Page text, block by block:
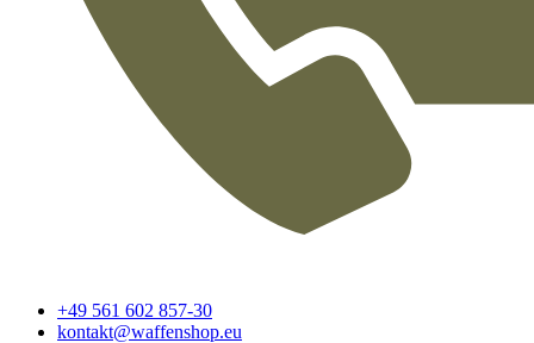
+49 561 602 857-30
kontakt@waffenshop.eu